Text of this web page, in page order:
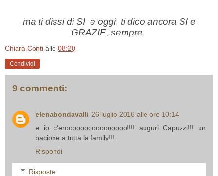
ma ti dissi di SI e oggi ti dico ancora SI e
GRAZIE, sempre.
Chiara Conti alle 08:20
Condividi
9 commenti:
elenabondavalli 26 luglio 2016 alle ore 10:14
e io c'eroooooooooooooooo!!!! auguri Capuzzi!!! un
bacione a tutta la family!!!
Rispondi
Risposte